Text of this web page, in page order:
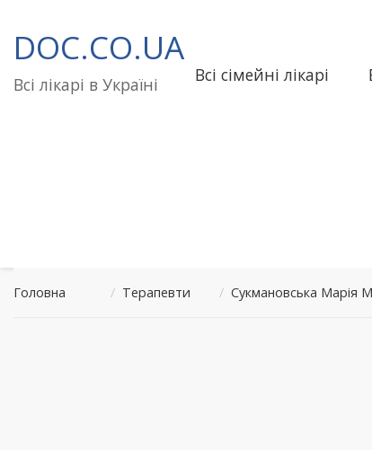
до
вмісту
DOC.CO.UA
Всі лікарі в Україні Всі сімейні лікарі
Головна / Терапевти / Сукмановська Марія